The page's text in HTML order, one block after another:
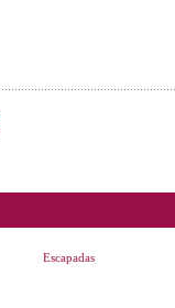
Escapadas